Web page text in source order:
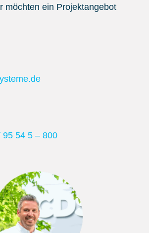
möchten ein Projektangebot
54 5 – 800